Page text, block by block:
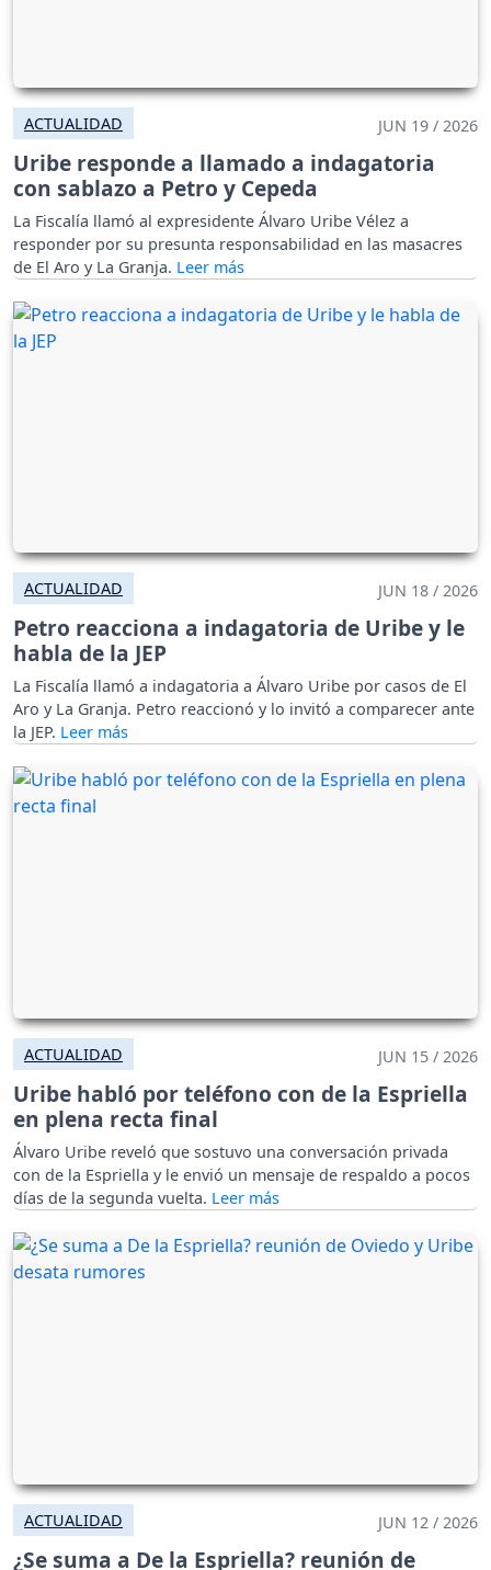
ACTUALIDAD JUN 19 / 2026
Uribe responde a llamado a indagatoria
con sablazo a Petro y Cepeda
La Fiscalía llamó al expresidente Álvaro Uribe Vélez a
responder por su presunta responsabilidad en las masacres
de El Aro y La Granja.
ACTUALIDAD JUN 18 / 2026
Petro reacciona a indagatoria de Uribe y le
habla de la JEP
La Fiscalía llamó a indagatoria a Álvaro Uribe por casos de El
Aro y La Granja. Petro reaccionó y lo invitó a comparecer ante
la JEP.
ACTUALIDAD JUN 15 / 2026
Uribe habló por teléfono con de la Espriella
en plena recta final
Álvaro Uribe reveló que sostuvo una conversación privada
con de la Espriella y le envió un mensaje de respaldo a pocos
días de la segunda vuelta.
ACTUALIDAD JUN 12 / 2026
¿Se suma a De la Espriella? reunión de